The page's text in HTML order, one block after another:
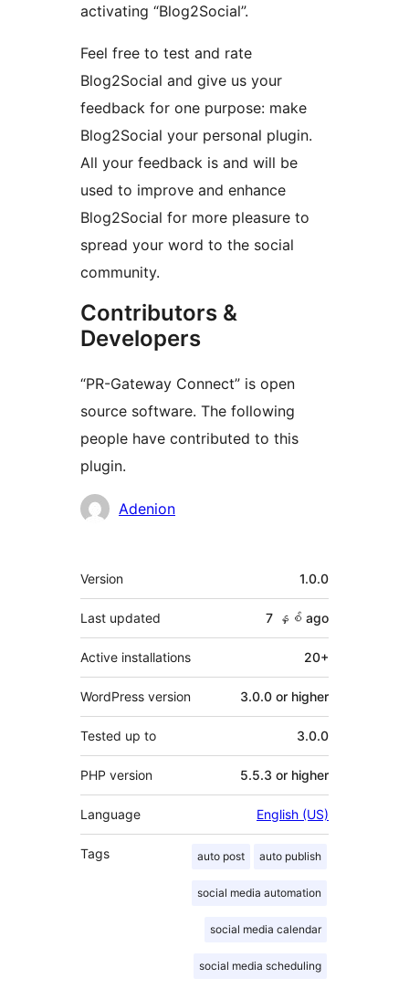
activating “Blog2Social”.
Feel free to test and rate
Blog2Social and give us your
feedback for one purpose: make
Blog2Social your personal plugin.
All your feedback is and will be
used to improve and enhance
Blog2Social for more pleasure to
spread your word to the social
community.
Contributors &
Developers
“PR-Gateway Connect” is open
source software. The following
people have contributed to this
plugin.
Contributors
Adenion
Meta
Version 1.0.0
Last updated 7 နှစ် ago
Active installations 20+
WordPress version 3.0.0 or higher
Tested up to 3.0.0
PHP version 5.5.3 or higher
Language English (US)
Tags auto post auto publish
social media automation
social media calendar
social media scheduling